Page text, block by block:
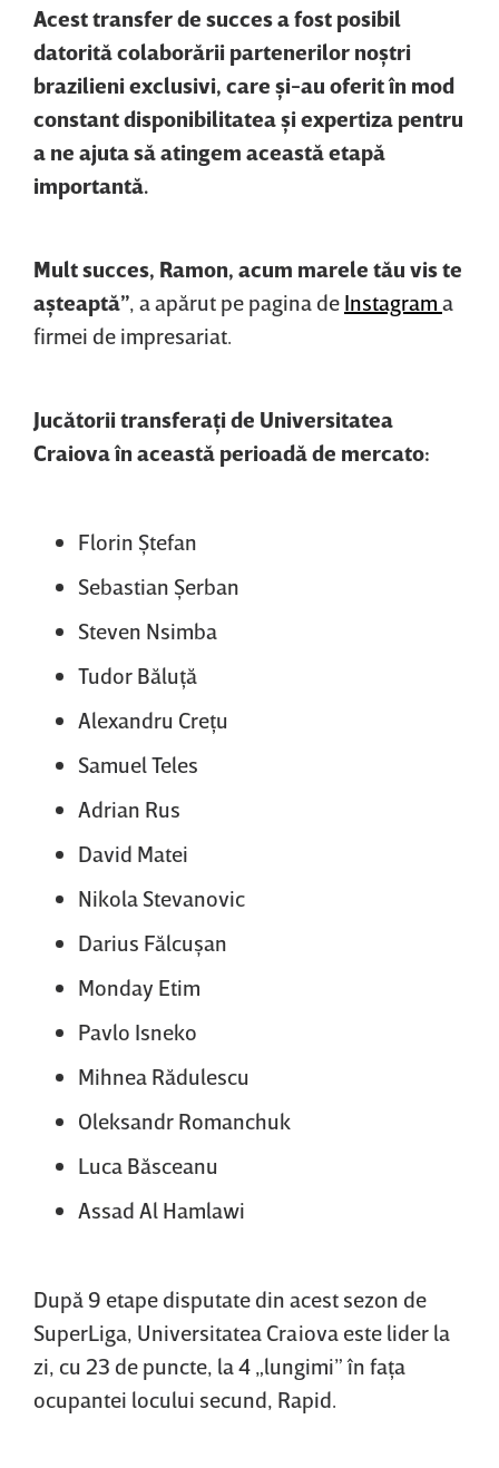
Acest transfer de succes a fost posibil
datorită colaborării partenerilor noştri
brazilieni exclusivi, care şi-au oferit în mod
constant disponibilitatea şi expertiza pentru
a ne ajuta să atingem această etapă
importantă.
Mult succes, Ramon, acum marele tău vis te
aşteaptă” , a apărut pe pagina de Instagram a
firmei de impresariat.
Jucătorii transferaţi de Universitatea
Craiova în această perioadă de mercato:
Florin Ştefan
Sebastian Şerban
Steven Nsimba
Tudor Băluţă
Alexandru Creţu
Samuel Teles
Adrian Rus
David Matei
Nikola Stevanovic
Darius Fălcuşan
Monday Etim
Pavlo Isneko
Mihnea Rădulescu
Oleksandr Romanchuk
Luca Băsceanu
Assad Al Hamlawi
După 9 etape disputate din acest sezon de
SuperLiga, Universitatea Craiova este lider la
zi, cu 23 de puncte, la 4 „lungimi” în faţa
ocupantei locului secund, Rapid.